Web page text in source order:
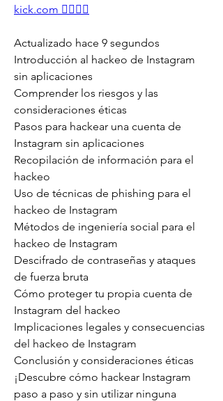
kick.com 👈🏻👈🏻
Actualizado hace 9 segundos
Introducción al hackeo de Instagram
sin aplicaciones
Comprender los riesgos y las
consideraciones éticas
Pasos para hackear una cuenta de
Instagram sin aplicaciones
Recopilación de información para el
hackeo
Uso de técnicas de phishing para el
hackeo de Instagram
Métodos de ingeniería social para el
hackeo de Instagram
Descifrado de contraseñas y ataques
de fuerza bruta
Cómo proteger tu propia cuenta de
Instagram del hackeo
Implicaciones legales y consecuencias
del hackeo de Instagram
Conclusión y consideraciones éticas
¡Descubre cómo hackear Instagram
paso a paso y sin utilizar ninguna